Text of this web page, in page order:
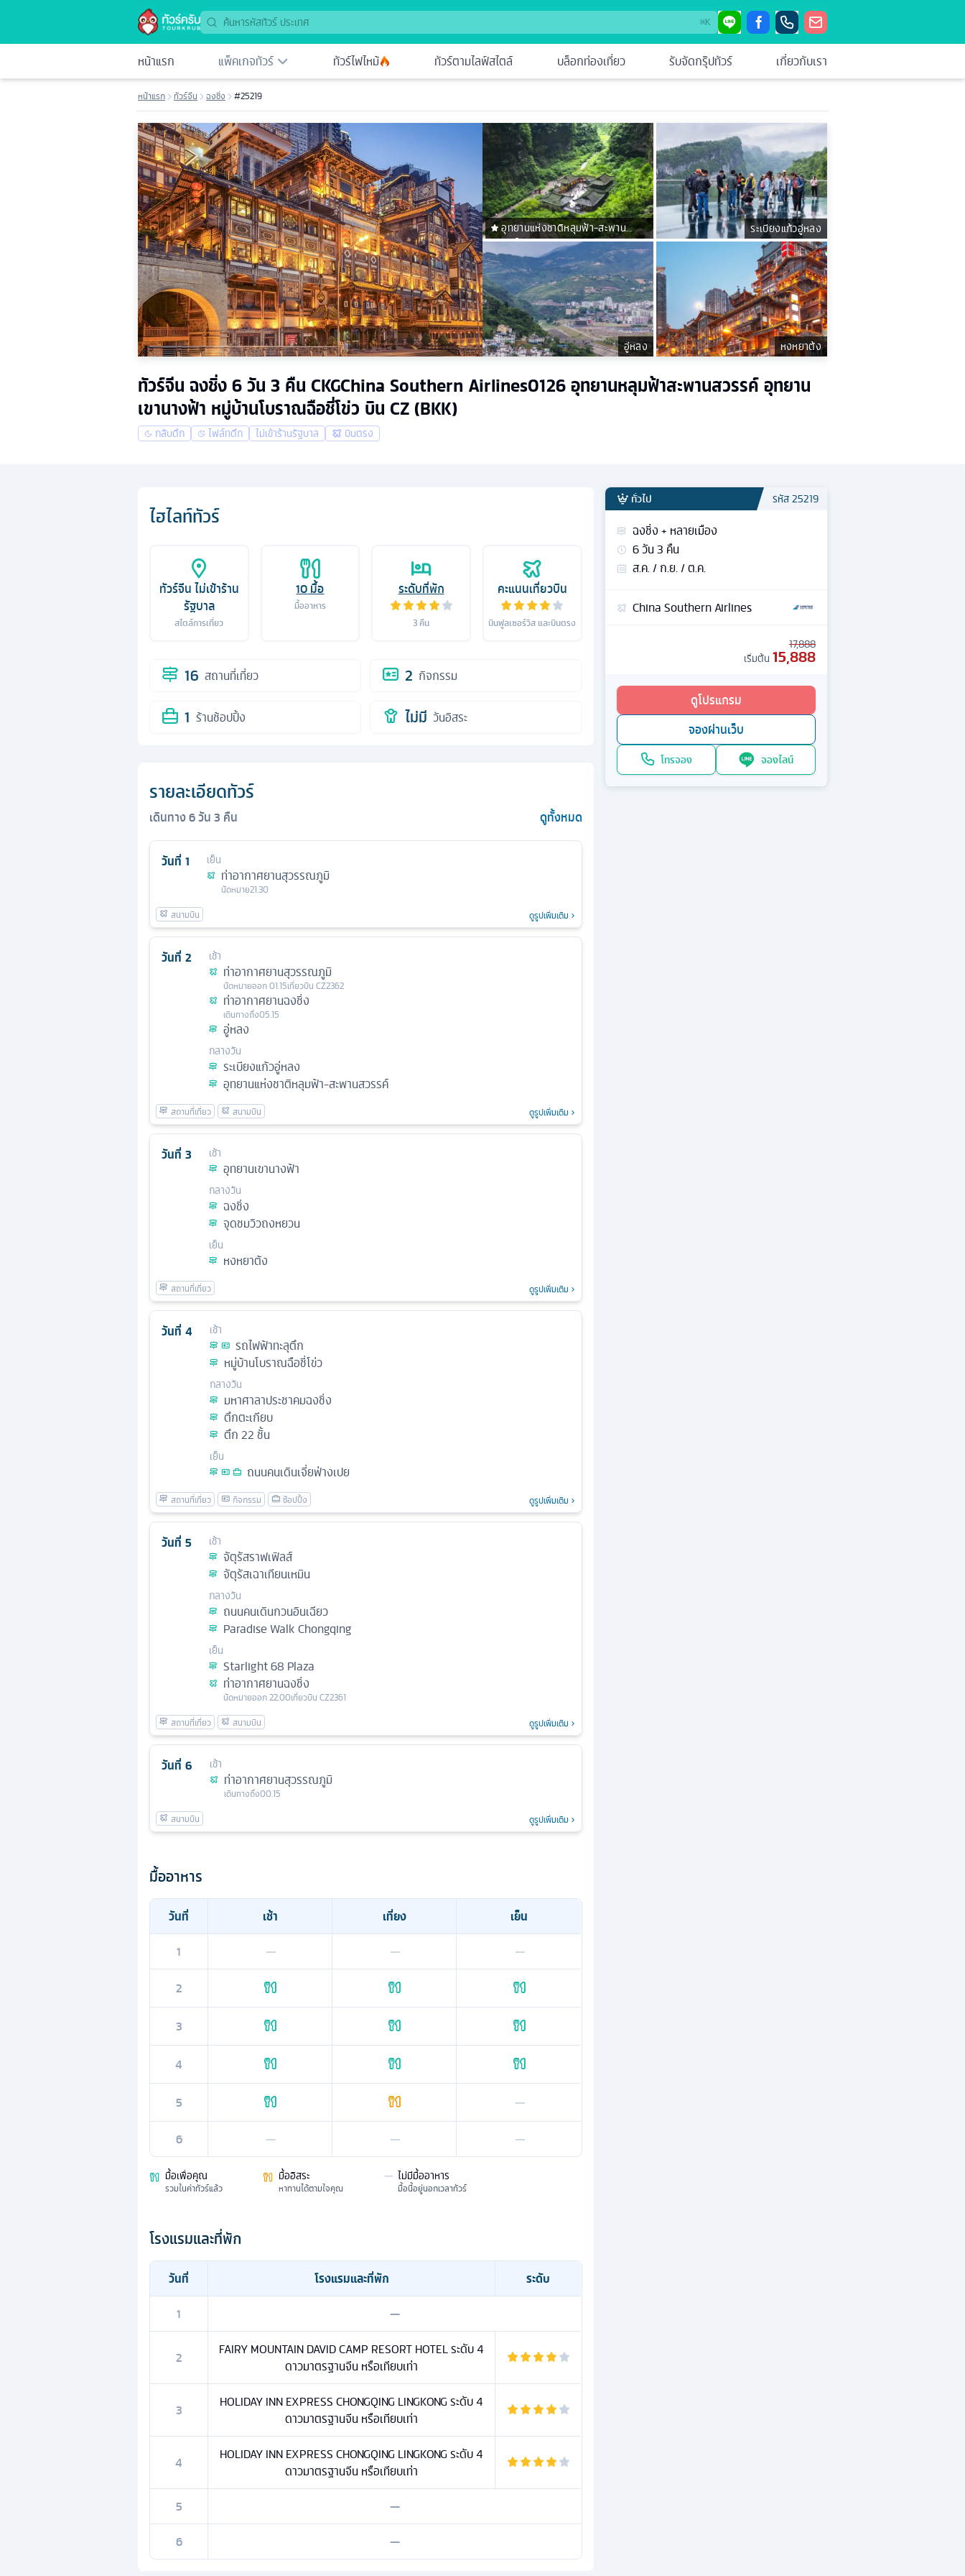
⌘K
หน้าแรก แพ็คเกจทัวร์ ทัวร์ไฟไหม้ ทัวร์ตามไลฟ์สไตล์ บล็อกท่องเที่ยว รับจัดกรุ๊ปทัวร์ เกี่ยวกับเรา
หน้าแรก ทัวร์จีน ฉงชิ่ง #25219
อุทยานแห่งชาติหลุมฟ้า-สะพาน
สวรรค์
ระเบียงแก้วอู่หลง
อู่หลง หงหยาต้ง
ทัวร์จีน ฉงชิ่ง 6 วัน 3 คืน CKGChina Southern Airlines0126 อุทยานหลุมฟ้าสะพานสวรรค์ อุทยาน
เขานางฟ้า หมู่บ้านโบราณฉือชี่โข่ว บิน CZ (BKK)
กลับดึก ไฟล์ทดึก ไม่เข้าร้านรัฐบาล บินตรง
ไฮไลท์ทัวร์
ทัวร์จีน ไม่เข้าร้าน
รัฐบาล
สไตล์การเที่ยว
10มื้อ
มื้ออาหาร
ระดับที่พัก
3 คืน
คะแนนเที่ยวบิน
บินฟูลเซอร์วิส และบินตรง
16 สถานที่เที่ยว 2 กิจกรรม
1 ร้านช้อปปิ้ง ไม่มี วันอิสระ
รายละเอียดทัวร์
เดินทาง6วัน3 คืน ดูทั้งหมด
วันที่ 1 เย็น
ท่าอากาศยานสุวรรณภูมิ
นัดหมาย21.30
ดูรูปเพิ่มเติม
วันที่ 2 เช้า
ท่าอากาศยานสุวรรณภูมิ
นัดหมายออก01.15เที่ยวบิน CZ2362
ท่าอากาศยานฉงชิ่ง
เดินทางถึง05.15
อู่หลง
กลางวัน
ระเบียงแก้วอู่หลง
อุทยานแห่งชาติหลุมฟ้า-สะพานสวรรค์
ดูรูปเพิ่มเติม
วันที่ 3 เช้า
อุทยานเขานางฟ้า
กลางวัน
ฉงชิ่ง
จุดชมวิวถงหยวน
เย็น
หงหยาต้ง
ดูรูปเพิ่มเติม
วันที่ 4 เช้า
รถไฟฟ้าทะลุตึก
หมู่บ้านโบราณฉือชี่โข่ว
กลางวัน
มหาศาลาประชาคมฉงชิ่ง
ตึกตะเกียบ
ตึก 22 ชั้น
เย็น
ถนนคนเดินเจี่ยฟ่างเปย
ดูรูปเพิ่มเติม
วันที่ 5 เช้า
จัตุรัสราฟเฟิลส์
จัตุรัสเฉาเทียนเหมิน
กลางวัน
ถนนคนเดินกวนอินเฉียว
Paradise Walk Chongqing
เย็น
Starlight 68 Plaza
ท่าอากาศยานฉงชิ่ง
นัดหมายออก22.00เที่ยวบิน CZ2361
ดูรูปเพิ่มเติม
วันที่ 6 เช้า
ท่าอากาศยานสุวรรณภูมิ
เดินทางถึง00.15
ดูรูปเพิ่มเติม
มื้ออาหาร
วันที่ เช้า เที่ยง
เย็น
1
— —
—
2
3
4
5
—
6
— — —
มื้อเพื่อคุณ
รวมในค่าทัวร์แล้ว
มื้ออิสระ
หาทานได้ตามใจคุณ
— ไม่มีมื้ออาหาร
มื้อนี้อยู่นอกเวลาทัวร์
โรงแรมและที่พัก
วันที่ โรงแรมและที่พัก
ระดับ
1
—
2
FAIRY MOUNTAIN DAVID CAMP RESORT HOTEL ระดับ 4
ดาวมาตรฐานจีน หรือเทียบเท่า
3
HOLIDAY INN EXPRESS CHONGQING LINGKONG ระดับ 4
ดาวมาตรฐานจีน หรือเทียบเท่า
4
HOLIDAY INN EXPRESS CHONGQING LINGKONG ระดับ 4
ดาวมาตรฐานจีน หรือเทียบเท่า
5
—
6
—
ทั่วไป รหัส25219
ฉงชิ่ง + หลายเมือง
6วัน3 คืน
ส.ค. / ก.ย. / ต.ค.
China Southern Airlines
17,888
เริ่มต้น 15,888
ดูโปรแกรม
จองผ่านเว็บ
โทรจอง จองไลน์